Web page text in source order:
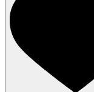
argent
Sterling
aiguille
d'oreille
coloré
Zircon